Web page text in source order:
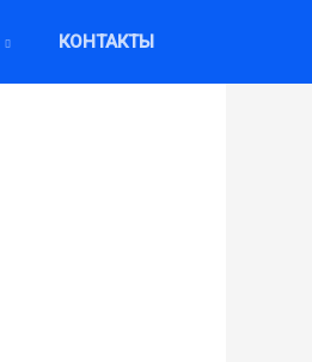
КОНТАКТЫ